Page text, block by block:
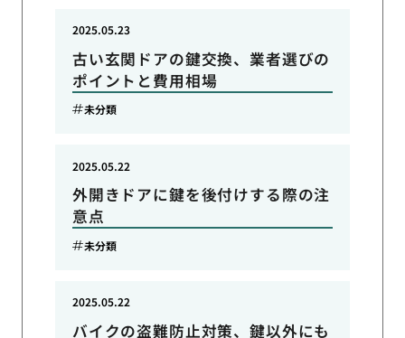
古い玄関ドアの鍵交換、業者選びの
ポイントと費用相場
2025.05.23
未分類
外開きドアに鍵を後付けする際の注
意点
2025.05.22
未分類
バイクの盗難防止対策、鍵以外にも
2025.05.22